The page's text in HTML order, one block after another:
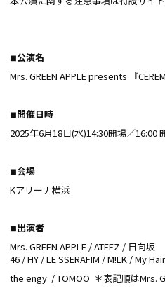
◾︎公演名
Mrs. GREEN APPLE presents 『
◾︎開催日時
2025年6⽉18⽇(水)14:30開場／16:00
◾︎会場
Kアリーナ横浜
◾︎出演者
Mrs. GREEN APPLE / ATEEZ / ⽇向坂
46 / HY / LE SSERAFIM / M!LK / My
the engy / TOMOO ＊表記順はMrs.